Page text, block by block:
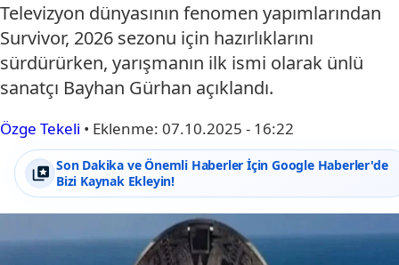
Televizyon dünyasının fenomen yapımlarından
Survivor, 2026 sezonu için hazırlıklarını
sürdürürken, yarışmanın ilk ismi olarak ünlü
sanatçı Bayhan Gürhan açıklandı.
Özge Tekeli • Eklenme: 07.10.2025 - 16:22
Son Dakika ve Önemli Haberler İçin Google Haberler'de
Bizi Kaynak Ekleyin!